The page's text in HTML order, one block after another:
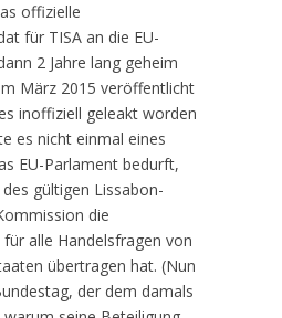
offizielle
für TISA an die EU-
2 Jahre lang geheim
März 2015 veröffentlicht
inoffiziell geleakt worden
es nicht einmal eines
EU-Parlament bedurft,
gültigen Lissabon-
die
alle Handelsfragen von
übertragen hat. (Nun
der dem damals